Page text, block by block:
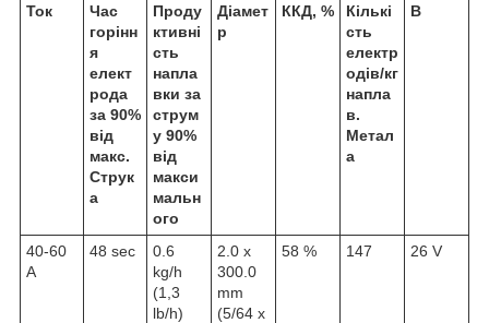
Ток
Час
горінн
я
елект
рода
за 90%
від
макс.
Струк
а
Проду
ктивні
сть
напла
вки за
струм
у 90%
від
макси
мальн
ого
Діамет
р
ККД, %
Кількі
сть
електр
одів/кг
напла
в.
Метал
а
В
40-60
A
48 sec
0.6
kg/h
(1,3
lb/h)
2.0 x
300.0
mm
(5/64 x
58 % 147 26 V